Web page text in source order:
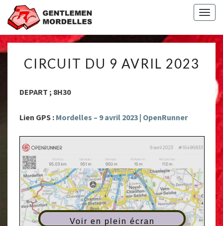
DU
CIRCUIT DU 9 AVRIL 2023
DEPART ; 8H30
Lien GPS : Mordelles – 9 avril 2023 | OpenRunner
Voir en plein écran